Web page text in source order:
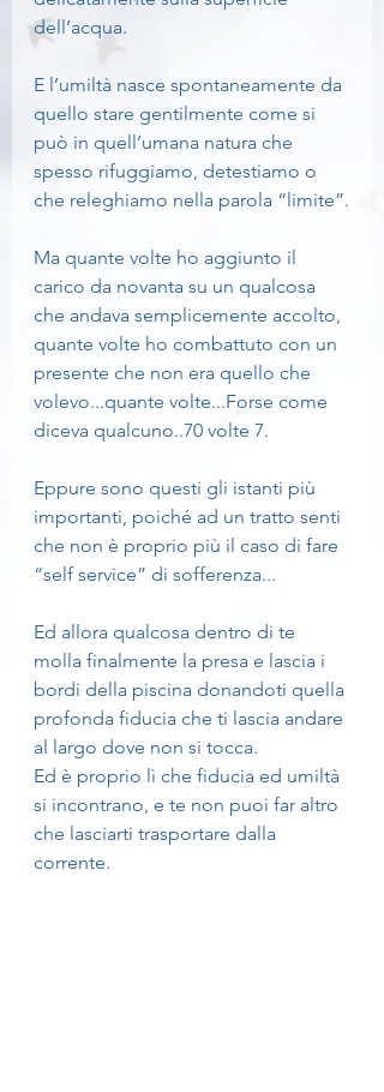
dell’acqua.
E l’umiltà nasce spontaneamente da
quello stare gentilmente come si
può in quell’umana natura che
spesso rifuggiamo, detestiamo o
che releghiamo nella parola “limite”.
Ma quante volte ho aggiunto il
carico da novanta su un qualcosa
che andava semplicemente accolto,
quante volte ho combattuto con un
presente che non era quello che
volevo...quante volte...Forse come
diceva qualcuno..70 volte 7.
Eppure sono questi gli istanti più
importanti, poiché ad un tratto senti
che non è proprio più il caso di fare
“self service” di sofferenza...
Ed allora qualcosa dentro di te
molla finalmente la presa e lascia i
bordi della piscina donandoti quella
profonda fiducia che ti lascia andare
al largo dove non si tocca.
Ed è proprio lì che fiducia ed umiltà
si incontrano, e te non puoi far altro
che lasciarti trasportare dalla
corrente.